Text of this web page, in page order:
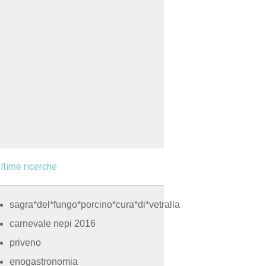
ricerche
sagra*del*fungo*porcino*cura*di*vetralla
carnevale nepi 2016
priveno
enogastronomia